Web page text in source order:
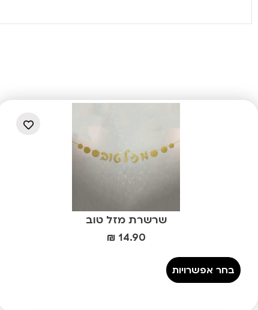
שרשרת מזל טוב
₪ 14.90
בחר אפשרויות